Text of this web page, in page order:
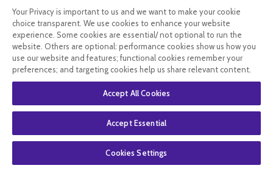
7.99 €
En stock
Entretien Bio
30 Gélules
24 .99 € 18.74 €
En stock
Your Privacy is important to us and we want to make your cookie
choice transparent. We use cookies to enhance your website
experience. Some cookies are essential/ not optional to run the
website. Others are optional: performance cookies show us how you
use our website and features; functional cookies remember your
preferences; and targeting cookies help us share relevant content.
Accept All Cookies
Accept Essential
Cookies Settings